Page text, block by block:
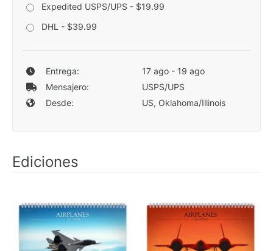
Expedited USPS/UPS - $19.99
DHL - $39.99
Entrega:
17 ago - 19 ago
Mensajero:
USPS/UPS
Desde:
US, Oklahoma/Illinois
Ediciones